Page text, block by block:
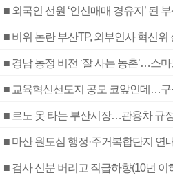
■ 외국인 선원 ‘인신매매 경유지’ 된
■ 비위 논란 부산TP, 외부인사 혁신위
■ 경남 농정 비전 ‘잘 사는 농촌’…스
■ 교육혁신선도지 공모 코앞인데…구·
■ 르노 못 타는 부산시장…관용차 규
■ 마산 원도심 행정·주거복합단지 연